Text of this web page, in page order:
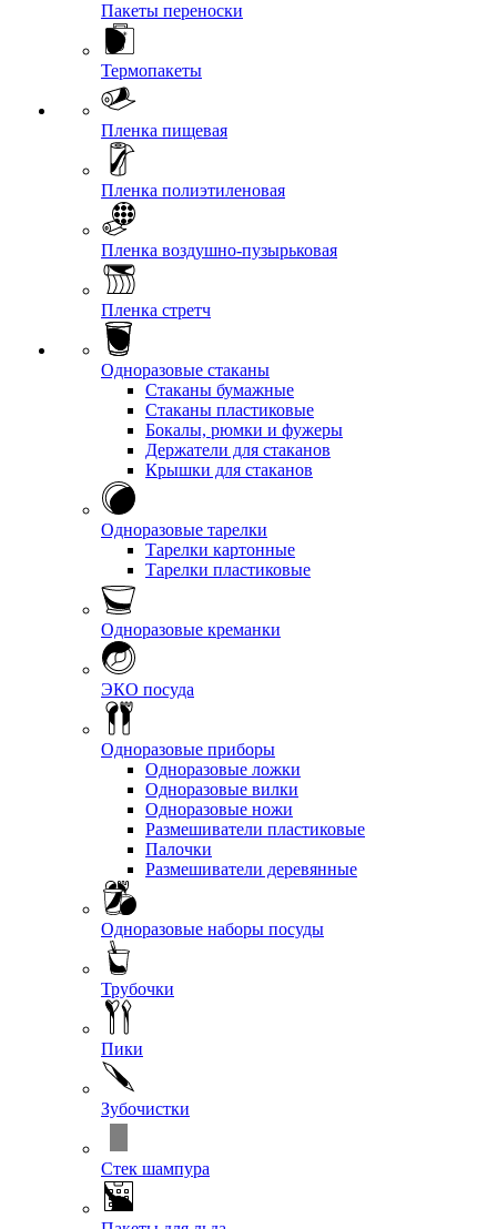
Пакеты переноски
Термопакеты
Пленка пищевая
Пленка полиэтиленовая
Пленка воздушно-пузырьковая
Пленка стретч
Одноразовые стаканы
Стаканы бумажные
Стаканы пластиковые
Бокалы, рюмки и фужеры
Держатели для стаканов
Крышки для стаканов
Одноразовые тарелки
Тарелки картонные
Тарелки пластиковые
Одноразовые креманки
ЭКО посуда
Одноразовые приборы
Одноразовые ложки
Одноразовые вилки
Одноразовые ножи
Размешиватели пластиковые
Палочки
Размешиватели деревянные
Одноразовые наборы посуды
Трубочки
Пики
Зубочистки
Стек шампура